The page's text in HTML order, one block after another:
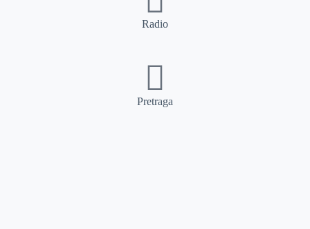
Radio
Pretraga